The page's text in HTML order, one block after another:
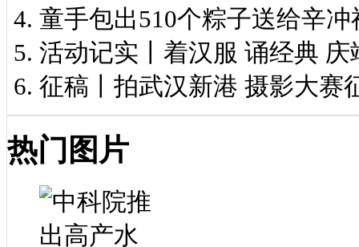
童手包出510个粽子送给辛冲
活动记实丨着汉服 诵经典 庆
征稿丨拍武汉新港 摄影大赛
热门图片